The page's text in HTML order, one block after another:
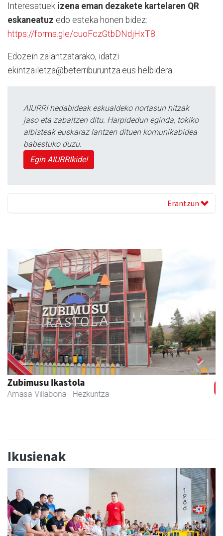
Interesatuek izena eman dezakete kartelaren QR
eskaneatuz edo esteka honen bidez:
https://forms.gle/cuoFczGtbDNdjHxT8
Edozein zalantzatarako, idatzi
ekintzailetza@beterriburuntza.eus helbidera.
AIURRI hedabideak eskualdeko nortasun hitzak
jaso eta zabaltzen ditu. Harpidedun eginda, tokiko
albisteak euskaraz lantzen dituen komunikabidea
babestuko duzu.
Egin AIURRIkide!
Erantzun
Bastero Kulturgunea
Andoain - Kulturguneak
Previous Next
Ikusienak